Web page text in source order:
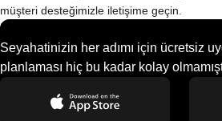
müşteri desteğimizle iletişime geçin.
Seyahatinizin her adımı için ücretsiz
planlaması hiç bu kadar kolay